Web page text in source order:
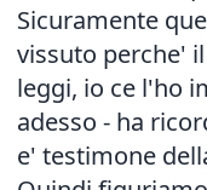
Sicuramente
vissuto perche'
leggi, io ce l'ho
adesso - ha
e' testimone